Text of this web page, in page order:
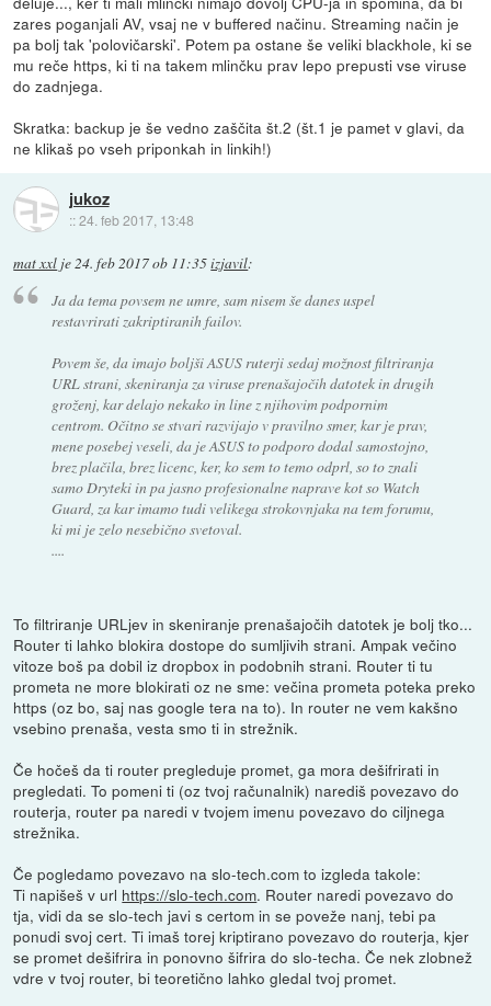
zares poganjali AV, vsaj ne v buffered načinu. Streaming način je
pa bolj tak 'polovičarski'. Potem pa ostane še veliki blackhole, ki se
mu reče https, ki ti na takem mlinčku prav lepo prepusti vse viruse
do zadnjega.
Skratka: backup je še vedno zaščita št.2 (št.1 je pamet v glavi, da
ne klikaš po vseh priponkah in linkih!)
jukoz
::24. feb 2017, 13:48
mat xxl je24. feb 2017 ob 11:35izjavil:
Ja da tema povsem ne umre, sam nisem še danes uspel
restavrirati zakriptiranih failov.
Povem še, da imajo boljši ASUS ruterji sedaj možnost filtriranja
URL strani, skeniranja za viruse prenašajočih datotek in drugih
groženj, kar delajo nekako in line z njihovim podpornim
centrom. Očitno se stvari razvijajo v pravilno smer, kar je prav,
mene posebej veseli, da je ASUS to podporo dodal samostojno,
brez plačila, brez licenc, ker, ko sem to temo odprl, so to znali
samo Dryteki in pa jasno profesionalne naprave kot so Watch
Guard, za kar imamo tudi velikega strokovnjaka na tem forumu,
ki mi je zelo nesebično svetoval.
....
To filtriranje URLjev in skeniranje prenašajočih datotek je bolj tko...
Router ti lahko blokira dostope do sumljivih strani. Ampak večino
vitoze boš pa dobil iz dropbox in podobnih strani. Router ti tu
prometa ne more blokirati oz ne sme: večina prometa poteka preko
https (oz bo, saj nas google tera na to). In router ne vem kakšno
vsebino prenaša, vesta smo ti in strežnik.
Če hočeš da ti router pregleduje promet, ga mora dešifrirati in
pregledati. To pomeni ti (oz tvoj računalnik) narediš povezavo do
routerja, router pa naredi v tvojem imenu povezavo do ciljnega
strežnika.
Če pogledamo povezavo na slo-tech.com to izgleda takole:
Ti napišeš v url https://slo-tech.com. Router naredi povezavo do
tja, vidi da se slo-tech javi s certom in se poveže nanj, tebi pa
ponudi svoj cert. Ti imaš torej kriptirano povezavo do routerja, kjer
se promet dešifrira in ponovno šifrira do slo-techa. Če nek zlobnež
vdre v tvoj router, bi teoretično lahko gledal tvoj promet.